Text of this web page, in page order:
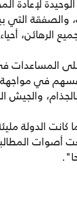
والصفقة التي
الرهائن،
على
في
كانت الدولة
أصوات